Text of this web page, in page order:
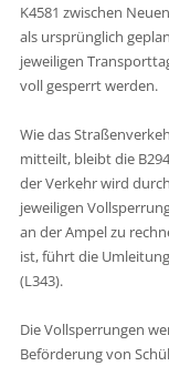
K4581 zwischen
als ursprünglich
jeweiligen
voll gesperrt werden.
Wie das
mitteilt, bleibt die
der Verkehr wird
jeweiligen
an der Ampel zu
ist, führt die
(L343).
Die Vollsperrungen
Beförderung von